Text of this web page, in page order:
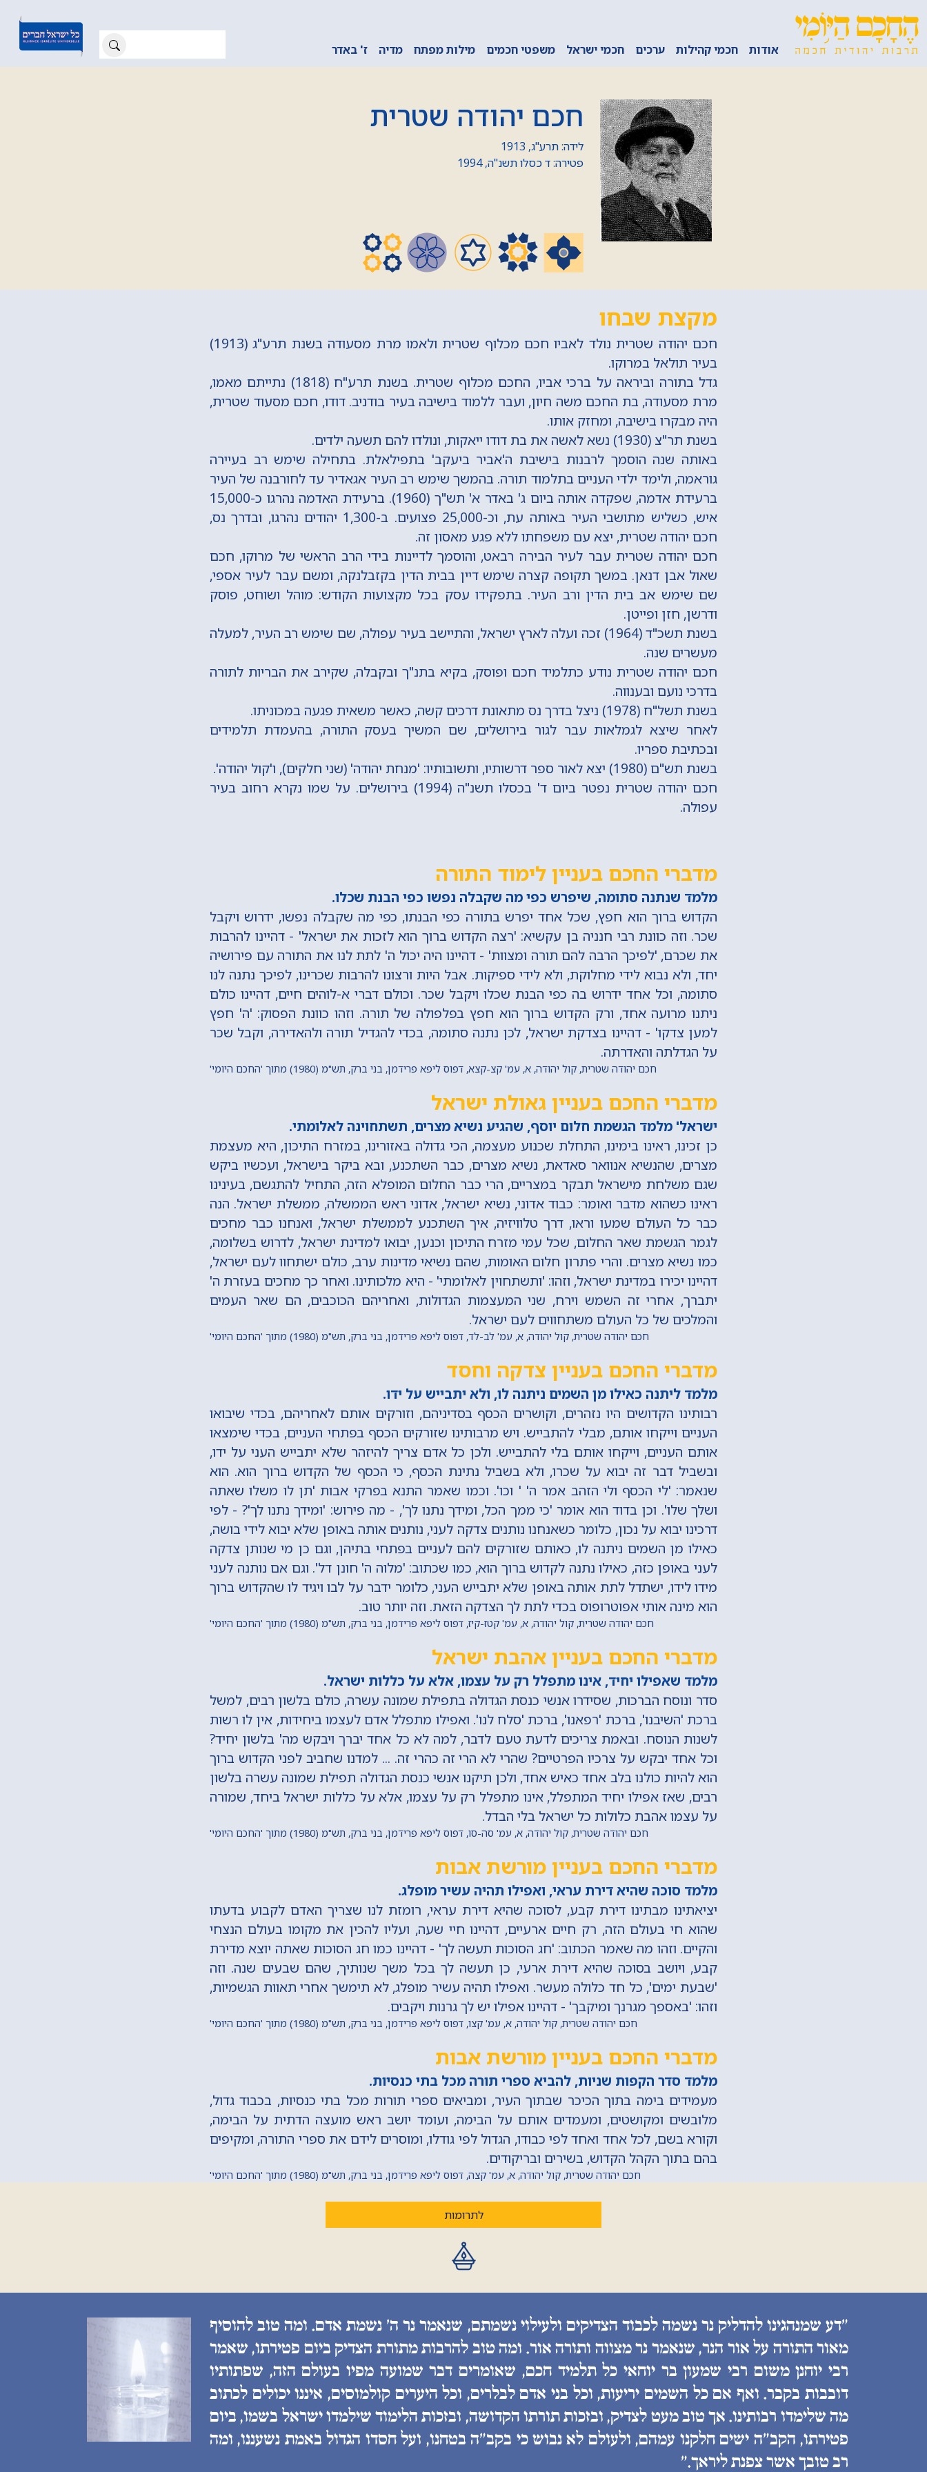
אודות חכמי קהילות ערכים חכמי ישראל משפטי חכמים מילות מפתח מדיה ז' באדר
חכם יהודה שטרית
לידה: תרע"ג, 1913
פטירה: ד כסלו תשנ"ה, 1994
מקצת שבחו
חכם יהודה שטרית נולד לאביו חכם מכלוף שטרית ולאמו מרת מסעודה בשנת תרע"ג (1913)
בעיר תולאל במרוקו.
גדל בתורה וביראה על ברכי אביו, החכם מכלוף שטרית. בשנת תרע"ח (1818) נתייתם מאמו,
מרת מסעודה, בת החכם משה חיון, ועבר ללמוד בישיבה בעיר בודניב. דודו, חכם מסעוד שטרית,
היה מבקרו בישיבה, ומחזק אותו.
בשנת תר"צ (1930) נשא לאשה את בת דודו ייאקות, ונולדו להם תשעה ילדים.
באותה שנה הוסמך לרבנות בישיבת ה'אביר ביעקב' בתפילאלת. בתחילה שימש רב בעיירה
גוראמה, ולימד ילדי העניים בתלמוד תורה. בהמשך שימש רב העיר אגאדיר עד לחורבנה של העיר
ברעידת אדמה, שפקדה אותה ביום ג' באדר א' תש"ך (1960). ברעידת האדמה נהרגו כ-15,000
איש, כשליש מתושבי העיר באותה עת, וכ-25,000 פצועים. ב-1,300 יהודים נהרגו, ובדרך נס,
חכם יהודה שטרית, יצא עם משפחתו ללא פגע מאסון זה.
חכם יהודה שטרית עבר לעיר הבירה רבאט, והוסמך לדיינות בידי הרב הראשי של מרוקו, חכם
שאול אבן דנאן. במשך תקופה קצרה שימש דיין בבית הדין בקזבלנקה, ומשם עבר לעיר אספי,
שם שימש אב בית הדין ורב העיר. בתפקידו עסק בכל מקצועות הקודש: מוהל ושוחט, פוסק
ודרשן, חזן ופייטן.
בשנת תשכ"ד (1964) זכה ועלה לארץ ישראל, והתיישב בעיר עפולה, שם שימש רב העיר, למעלה
מעשרים שנה.
חכם יהודה שטרית נודע כתלמיד חכם ופוסק, בקיא בתנ"ך ובקבלה, שקירב את הבריות לתורה
בדרכי נועם ובענווה.
בשנת תשל"ח (1978) ניצל בדרך נס מתאונת דרכים קשה, כאשר משאית פגעה במכוניתו.
לאחר שיצא לגמלאות עבר לגור בירושלים, שם המשיך בעסק התורה, בהעמדת תלמידים
ובכתיבת ספריו.
בשנת תש"ם (1980) יצא לאור ספר דרשותיו, ותשובותיו: 'מנחת יהודה' (שני חלקים), ו'קול יהודה'.
חכם יהודה שטרית נפטר ביום ד' בכסלו תשנ"ה (1994) בירושלים. על שמו נקרא רחוב בעיר
עפולה.
מדברי החכם בעניין לימוד התורה
מלמד שנתנה סתומה, שיפרש כפי מה שקבלה נפשו כפי הבנת שכלו.
הקדוש ברוך הוא חפץ, שכל אחד יפרש בתורה כפי הבנתו, כפי מה שקבלה נפשו, ידרוש ויקבל
שכר. וזה כוונת רבי חנניה בן עקשיא: 'רצה הקדוש ברוך הוא לזכות את ישראל' - דהיינו להרבות
את שכרם, 'לפיכך הרבה להם תורה ומצוות' - דהיינו היה יכול ה' לתת לנו את התורה עם פירושיה
יחד, ולא נבוא לידי מחלוקת, ולא לידי ספיקות. אבל היות ורצונו להרבות שכרינו, לפיכך נתנה לנו
סתומה, וכל אחד ידרוש בה כפי הבנת שכלו ויקבל שכר. וכולם דברי א-לוהים חיים, דהיינו כולם
ניתנו מרועה אחד, ורק הקדוש ברוך הוא חפץ בפלפולה של תורה. וזהו כוונת הפסוק: 'ה' חפץ
למען צדקו' - דהיינו בצדקת ישראל, לכן נתנה סתומה, בכדי להגדיל תורה ולהאדירה, וקבל שכר
על הגדלתה והאדרתה.
חכם יהודה שטרית, קול יהודה, א, עמ' קצ-קצא, דפוס ליפא פרידמן, בני ברק, תש"מ (1980) מתוך 'החכם היומי'
מדברי החכם בעניין גאולת ישראל
ישראל' מלמד הגשמת חלום יוסף, שהגיע נשיא מצרים, תשתחוינה לאלומתי.
כן זכינו, ראינו בימינו, התחלת שכנוע מעצמה, הכי גדולה באזורינו, במזרח התיכון, היא מעצמת
מצרים, שהנשיא אנוואר סאדאת, נשיא מצרים, כבר השתכנע, ובא ביקר בישראל, ועכשיו ביקש
שגם משלחת מישראל תבקר במצריים, הרי כבר החלום המופלא הזה, התחיל להתגשם, בעינינו
ראינו כשהוא מדבר ואומר: כבוד אדוני, נשיא ישראל, אדוני ראש הממשלה, ממשלת ישראל. הנה
כבר כל העולם שמעו וראו, דרך טלוויזיה, איך השתכנע לממשלת ישראל, ואנחנו כבר מחכים
לגמר הגשמת שאר החלום, שכל עמי מזרח התיכון וכנען, יבואו למדינת ישראל, לדרוש בשלומה,
כמו נשיא מצרים. והרי פתרון חלום האומות, שהם נשיאי מדינות ערב, כולם ישתחוו לעם ישראל,
דהיינו יכירו במדינת ישראל, וזהו: 'ותשתחוין לאלומתי' - היא מלכותינו. ואחר כך מחכים בעזרת ה'
יתברך, אחרי זה השמש וירח, שני המעצמות הגדולות, ואחריהם הכוכבים, הם שאר העמים
והמלכים של כל העולם משתחווים לעם ישראל.
חכם יהודה שטרית, קול יהודה, א, עמ' לב-לד, דפוס ליפא פרידמן, בני ברק, תש"מ (1980) מתוך 'החכם היומי'
מדברי החכם בעניין צדקה וחסד
מלמד ליתנה כאילו מן השמים ניתנה לו, ולא יתבייש על ידו.
רבותינו הקדושים היו נזהרים, וקושרים הכסף בסדיניהם, וזורקים אותם לאחריהם, בכדי שיבואו
העניים וייקחו אותם, מבלי להתבייש. ויש מרבותינו שזורקים הכסף בפתחי העניים, בכדי שימצאו
אותם העניים, וייקחו אותם בלי להתבייש. ולכן כל אדם צריך להיזהר שלא יתבייש העני על ידו,
ובשביל דבר זה יבוא על שכרו, ולא בשביל נתינת הכסף, כי הכסף של הקדוש ברוך הוא. הוא
שנאמר: 'לי הכסף ולי הזהב אמר ה' ' וכו'. וכמו שאמר התנא בפרקי אבות 'תן לו משלו שאתה
ושלך שלו'. וכן בדוד הוא אומר 'כי ממך הכל, ומידך נתנו לך', - מה פירוש: 'ומידך נתנו לך'? - לפי
דרכינו יבוא על נכון, כלומר כשאנחנו נותנים צדקה לעני, נותנים אותה באופן שלא יבוא לידי בושה,
כאילו מן השמים ניתנה לו, כאותם שזורקים להם לעניים בפתחי בתיהן, וגם כן מי שנותן צדקה
לעני באופן כזה, כאילו נתנה לקדוש ברוך הוא, כמו שכתוב: 'מלוה ה' חונן דל'. וגם אם נותנה לעני
מידו לידו, ישתדל לתת אותה באופן שלא יתבייש העני, כלומר ידבר על לבו ויגיד לו שהקדוש ברוך
הוא מינה אותי אפוטרופוס בכדי לתת לך הצדקה הזאת. וזה יותר טוב.
חכם יהודה שטרית, קול יהודה, א, עמ' קטז-קיז, דפוס ליפא פרידמן, בני ברק, תש"מ (1980) מתוך 'החכם היומי'
מדברי החכם בעניין אהבת ישראל
מלמד שאפילו יחיד, אינו מתפלל רק על עצמו, אלא על כללות ישראל.
סדר ונוסח הברכות, שסידרו אנשי כנסת הגדולה בתפילת שמונה עשרה, כולם בלשון רבים, למשל
ברכת 'השיבנו', ברכת 'רפאנו', ברכת 'סלח לנו'. ואפילו מתפלל אדם לעצמו ביחידות, אין לו רשות
לשנות הנוסח. ובאמת צריכים לדעת טעם לדבר, למה לא כל אחד יברך ויבקש מה' בלשון יחיד?
וכל אחד יבקש על צרכיו הפרטיים? שהרי לא הרי זה כהרי זה. ... למדנו שחביב לפני הקדוש ברוך
הוא להיות כולנו בלב אחד כאיש אחד, ולכן תיקנו אנשי כנסת הגדולה תפילת שמונה עשרה בלשון
רבים, שאז אפילו יחיד המתפלל, אינו מתפלל רק על עצמו, אלא על כללות ישראל ביחד, שמורה
על עצמו אהבת כלולות כל ישראל בלי הבדל.
חכם יהודה שטרית, קול יהודה, א, עמ' סה-סו, דפוס ליפא פרידמן, בני ברק, תש"מ (1980) מתוך 'החכם היומי'
מדברי החכם בעניין מורשת אבות
מלמד סוכה שהיא דירת עראי, ואפילו תהיה עשיר מופלג.
יציאתינו מבתינו דירת קבע, לסוכה שהיא דירת עראי, רומזת לנו שצריך האדם לקבוע בדעתו
שהוא חי בעולם הזה, רק חיים ארעיים, דהיינו חיי שעה, ועליו להכין את מקומו בעולם הנצחי
והקיים. וזהו מה שאמר הכתוב: 'חג הסוכות תעשה לך' - דהיינו כמו חג הסוכות שאתה יוצא מדירת
קבע, ויושב בסוכה שהיא דירת ארעי, כן תעשה לך בכל משך שנותיך, שהם שבעים שנה. וזה
'שבעת ימים', כל חד כלולה מעשר. ואפילו תהיה עשיר מופלג, לא תימשך אחרי תאוות הגשמיות,
וזהו: 'באספך מגרנך ומיקבך' - דהיינו אפילו יש לך גרנות ויקבים.
חכם יהודה שטרית, קול יהודה, א, עמ' קצו, דפוס ליפא פרידמן, בני ברק, תש"מ (1980) מתוך 'החכם היומי'
מדברי החכם בעניין מורשת אבות
מלמד סדר הקפות שניות, להביא ספרי תורה מכל בתי כנסיות.
מעמידים בימה בתוך הכיכר שבתוך העיר, ומביאים ספרי תורות מכל בתי כנסיות, בכבוד גדול,
מלובשים ומקושטים, ומעמדים אותם על הבימה, ועומד יושב ראש מועצה הדתית על הבימה,
וקורא בשם, לכל אחד ואחד לפי כבודו, הגדול לפי גודלו, ומוסרים לידם את ספרי התורה, ומקיפים
בהם בתוך הקהל הקדוש, בשירים ובריקודים.
חכם יהודה שטרית, קול יהודה, א, עמ' קצה, דפוס ליפא פרידמן, בני ברק, תש"מ (1980) מתוך 'החכם היומי'
לתרומות
״דע שמנהגינו להדליק נר נשמה לכבוד הצדיקים ולעילוי נשמתם, שנאמר נר ה׳ נשמת אדם. ומה טוב להוסיף
מאור התורה על אור הנר, שנאמר נר מצווה ותורה אור. ומה טוב להרבות מתורת הצדיק ביום פטירתו, שאמר
רבי יוחנן משום רבי שמעון בר יוחאי כל תלמיד חכם, שאומרים דבר שמועה מפיו בעולם הזה, שפתותיו
דובבות בקבר. ואף אם כל השמים יריעות, וכל בני אדם לבלרים, וכל היערים קולמוסים, איננו יכולים לכתוב
מה שלימדו רבותינו. אך טוב מעט לצדיק, ובזכות תורתו הקדושה, ובזכות הלימוד שילמדו ישראל בשמו, ביום
פטירתו, הקב״ה ישים חלקנו עמהם, ולעולם לא נבוש כי בקב״ה בטחנו, ועל חסדו הגדול באמת נשעננו, ומה
רב טובך אשר צפנת ליראך.״